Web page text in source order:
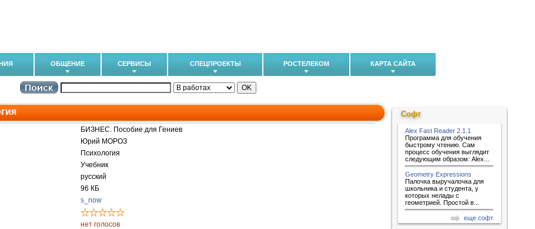
ОБЩЕНИЕ СЕРВИСЫ СПЕЦПРОЕКТЫ РОСТЕЛЕКОМ КАРТА САЙТА
БИЗНЕС. Пособие для Гениев
Юрий МОРОЗ
Психология
Учебник
русский
96 КБ
s_now
нет голосов
Софт
Alex Fast Reader 2.1.1
Программа для обучения
быстрому чтению. Сам
процесс обучения выглядит
следующим образом: Alex...
Geometry Expressions
Палочка выручалочка для
школьника и студента, у
которых нелады с
геометрией. Простой в...
еще софт